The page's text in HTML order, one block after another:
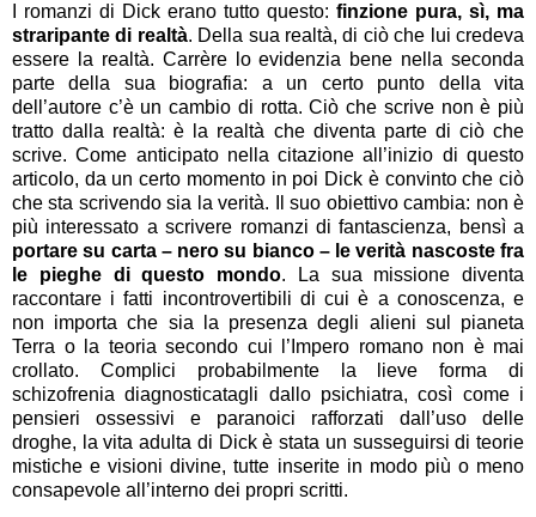
I romanzi di Dick erano tutto questo: finzione pura, sì, ma
straripante di realtà. Della sua realtà, di ciò che lui credeva
essere la realtà. Carrère lo evidenzia bene nella seconda
parte della sua biografia: a un certo punto della vita
dell’autore c’è un cambio di rotta. Ciò che scrive non è più
tratto dalla realtà: è la realtà che diventa parte di ciò che
scrive. Come anticipato nella citazione all’inizio di questo
articolo, da un certo momento in poi Dick è convinto che ciò
che sta scrivendo sia la verità. Il suo obiettivo cambia: non è
più interessato a scrivere romanzi di fantascienza, bensì a
portare su carta – nero su bianco – le verità nascoste fra
le pieghe di questo mondo. La sua missione diventa
raccontare i fatti incontrovertibili di cui è a conoscenza, e
non importa che sia la presenza degli alieni sul pianeta
Terra o la teoria secondo cui l’Impero romano non è mai
crollato. Complici probabilmente la lieve forma di
schizofrenia diagnosticatagli dallo psichiatra, così come i
pensieri ossessivi e paranoici rafforzati dall’uso delle
droghe, la vita adulta di Dick è stata un susseguirsi di teorie
mistiche e visioni divine, tutte inserite in modo più o meno
consapevole all’interno dei propri scritti.